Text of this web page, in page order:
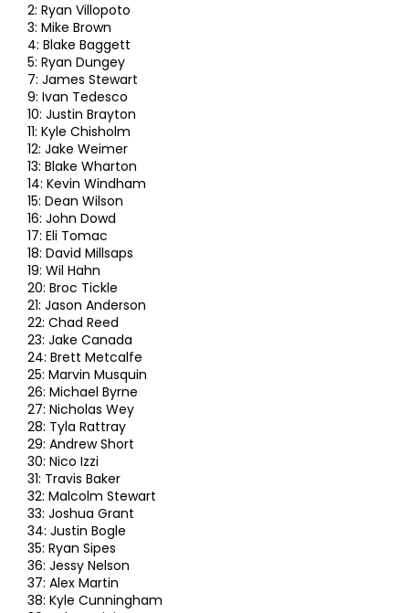
2: Ryan Villopoto
3: Mike Brown
4: Blake Baggett
5: Ryan Dungey
7: James Stewart
9: Ivan Tedesco
10: Justin Brayton
11: Kyle Chisholm
12: Jake Weimer
13: Blake Wharton
14: Kevin Windham
15: Dean Wilson
16: John Dowd
17: Eli Tomac
18: David Millsaps
19: Wil Hahn
20: Broc Tickle
21: Jason Anderson
22: Chad Reed
23: Jake Canada
24: Brett Metcalfe
25: Marvin Musquin
26: Michael Byrne
27: Nicholas Wey
28: Tyla Rattray
29: Andrew Short
30: Nico Izzi
31: Travis Baker
32: Malcolm Stewart
33: Joshua Grant
34: Justin Bogle
35: Ryan Sipes
36: Jessy Nelson
37: Alex Martin
38: Kyle Cunningham